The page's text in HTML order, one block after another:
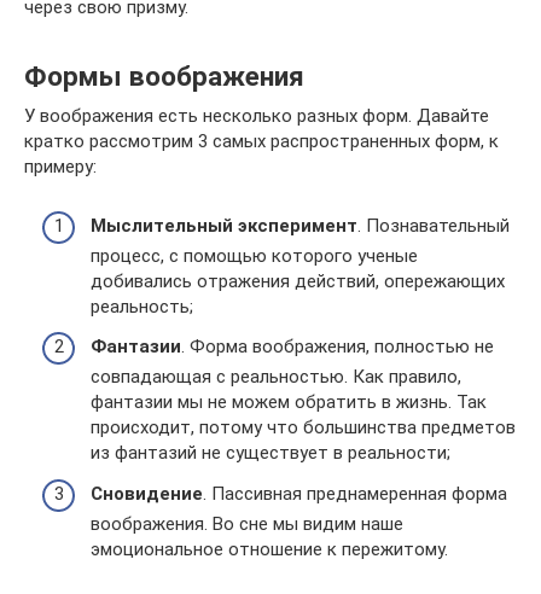
через свою призму.
Формы воображения
У воображения есть несколько разных форм. Давайте
кратко рассмотрим 3 самых распространенных форм, к
примеру:
Мыслительный эксперимент. Познавательный
процесс, с помощью которого ученые
добивались отражения действий, опережающих
реальность;
Фантазии. Форма воображения, полностью не
совпадающая с реальностью. Как правило,
фантазии мы не можем обратить в жизнь. Так
происходит, потому что большинства предметов
из фантазий не существует в реальности;
Сновидение. Пассивная преднамеренная форма
воображения. Во сне мы видим наше
эмоциональное отношение к пережитому.